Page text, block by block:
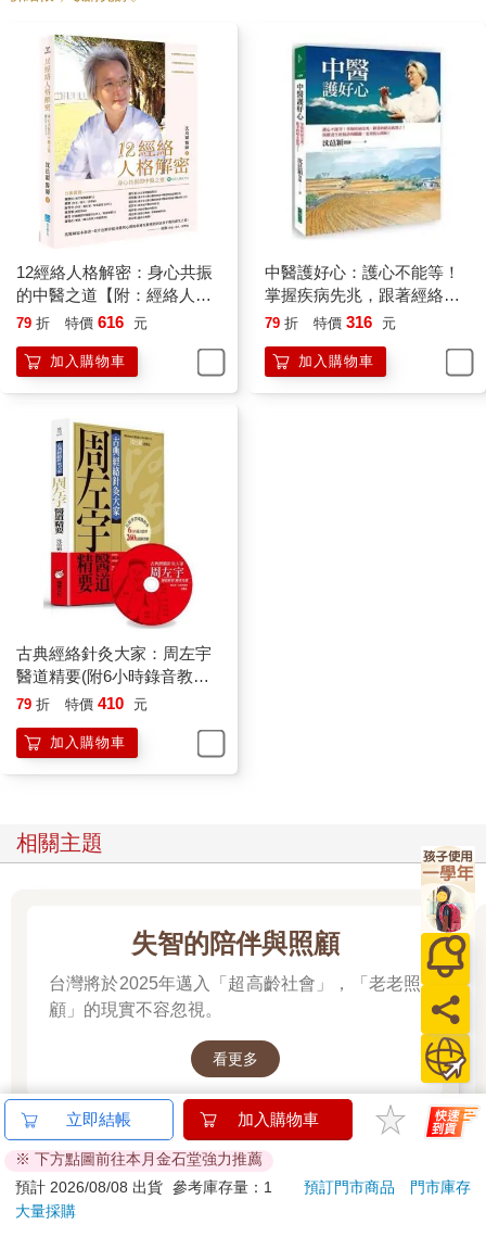
12經絡人格解密：身心共振
的中醫之道【附：經絡人格
速查表】
79 折 特價 616 元
加入購物車
中醫護好心：護心不能等！
掌握疾病先兆，跟著經絡走
就對了！
79 折 特價 316 元
加入購物車
古典經絡針灸大家：周左宇
醫道精要(附6小時錄音教學
光碟)【平裝版】
79 折 特價 410 元
加入購物車
相關主題
失智的陪伴與照顧
台灣將於2025年邁入「超高齡社會」，「老老照
顧」的現實不容忽視。
看更多
立即結帳 加入購物車
※ 下方點圖前往本月金石堂強力推薦
預計 2026/08/08 出貨 參考庫存量：1 預訂門市商品
門市庫存
大量採購